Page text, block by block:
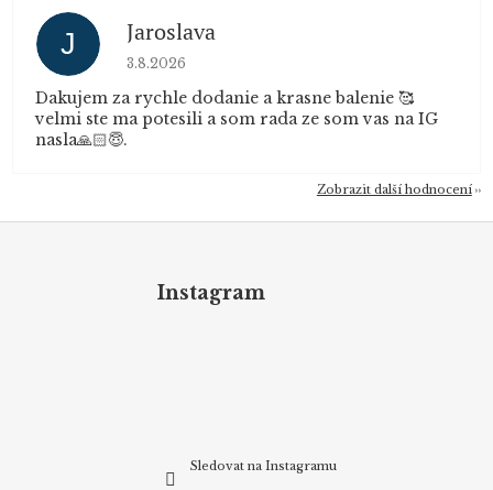
J Jaroslava
Hodnocení obchodu je 5 z 5 hvězdiček.
3.8.2026
Dakujem za rychle dodanie a krasne balenie 🥰
velmi ste ma potesili a som rada ze som vas na IG
nasla🙏🏻😇.
Zobrazit další hodnocení
Instagram
Sledovat na Instagramu